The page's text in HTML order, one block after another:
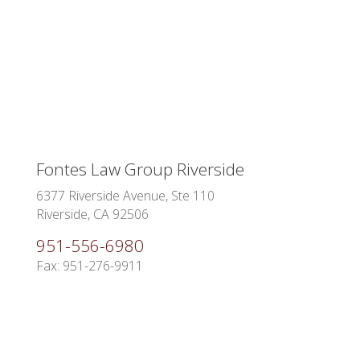
Fontes Law Group Riverside
6377 Riverside Avenue, Ste 110
Riverside, CA 92506
951-556-6980
Fax: 951-276-9911